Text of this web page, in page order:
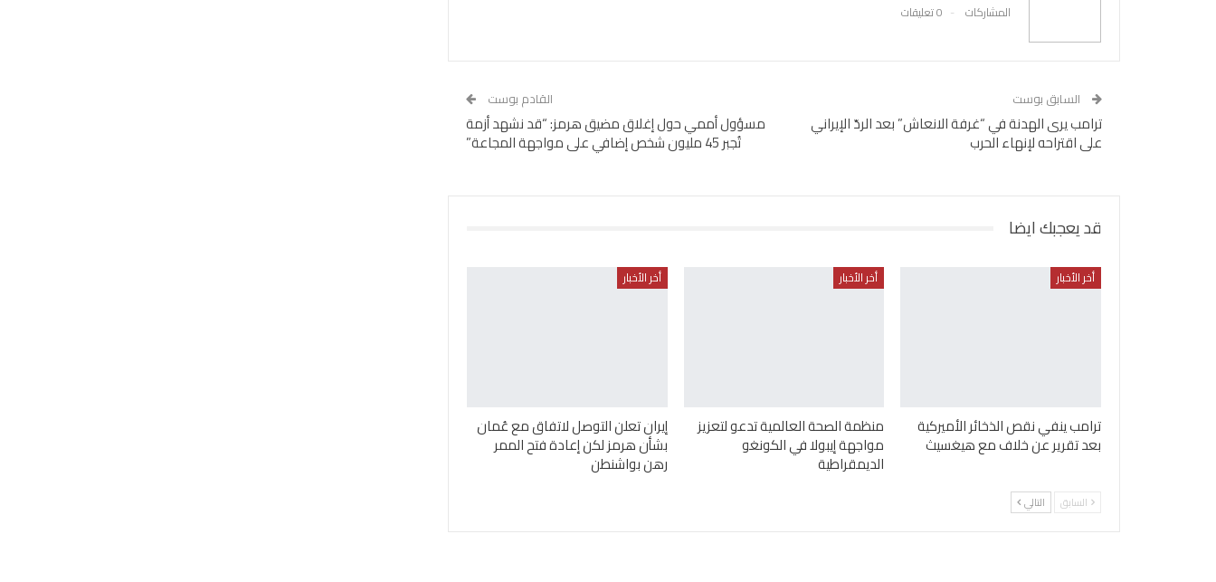
المشاركات
0 تعليقات
السابق بوست
ترامب يرى الهدنة في “غرفة الانعاش” بعد الردّ الإيراني
على اقتراحه لإنهاء الحرب
القادم بوست
مسؤول أممي حول إغلاق مضيق هرمز: “قد نشهد أزمة
تُجبر 45 مليون شخص إضافي على مواجهة المجاعة”
قد يعجبك ايضا
أخر الأخبار
ترامب ينفي نقص الذخائر الأميركية
بعد تقرير عن خلاف مع هيغسيث
أخر الأخبار
منظمة الصحة العالمية تدعو لتعزيز
مواجهة إيبولا في الكونغو
الديمقراطية
أخر الأخبار
إيران تعلن التوصل لاتفاق مع عُمان
بشأن هرمز لكن إعادة فتح الممر
رهن بواشنطن
السابق التالي